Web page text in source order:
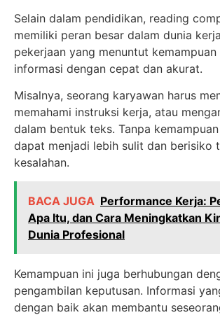
Selain dalam pendidikan, reading
memiliki peran besar dalam dunia
pekerjaan yang menuntut kemampuan
informasi dengan cepat dan akurat.
Misalnya, seorang karyawan harus
memahami instruksi kerja, atau
dalam bentuk teks. Tanpa
dapat menjadi lebih sulit dan berisiko
kesalahan.
BACA JUGA Performance Kerja:
Apa Itu, dan Cara Meningkatkan
Dunia Profesional
Kemampuan ini juga berhubungan
pengambilan keputusan. Informasi
dengan baik akan membantu